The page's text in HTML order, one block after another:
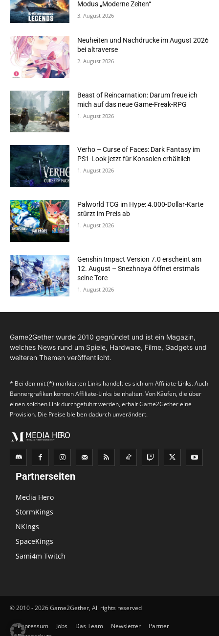
Modus „Moderne Zeiten“
3. August 2026
Neuheiten und Nachdrucke im August 2026
bei altraverse
2. August 2026
Beast of Reincarnation: Darum freue ich
mich auf das neue Game-Freak-RPG
1. August 2026
Verho – Curse of Faces: Dark Fantasy im
PS1-Look jetzt für Konsolen erhältlich
1. August 2026
Palworld TCG im Hype: 4.000-Dollar-Karte
stürzt im Preis ab
1. August 2026
Genshin Impact Version 7.0 erscheint am
12. August – Snezhnaya öffnet erstmals
seine Tore
1. August 2026
Game2Gether wurde 2010 gegründet und ist ein Magazin,
welches News rund um Spiele, Hardware, Filme, Gadgets und
weiteren Themen veröffentlicht.
* Bei den mit (*) markierten Links handelt es sich um Affiliate-Links. Auch
Bannergrafiken können Affiliate-Links beinhalten. Von Käufen, die über
einen solchen Link durchgeführt werden, erhält Game2Gether eine
Provision. Die Preise bleiben dadurch unverändert.
Partnerseiten
Media Hero
StormKings
NKings
SpaceKings
Sami4m Twitch
© 2010 - 2026 Game2Gether, All rights reserved
Impressum Jobs Das Team Newsletter
Partner